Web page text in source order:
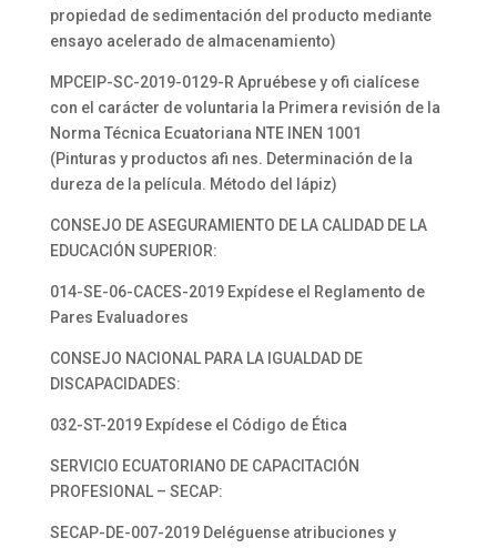
propiedad de sedimentación del producto mediante
ensayo acelerado de almacenamiento)
MPCEIP-SC-2019-0129-R Apruébese y ofi cialícese
con el carácter de voluntaria la Primera revisión de la
Norma Técnica Ecuatoriana NTE INEN 1001
(Pinturas y productos afi nes. Determinación de la
dureza de la película. Método del lápiz)
CONSEJO DE ASEGURAMIENTO DE LA CALIDAD DE LA
EDUCACIÓN SUPERIOR:
014-SE-06-CACES-2019 Expídese el Reglamento de
Pares Evaluadores
CONSEJO NACIONAL PARA LA IGUALDAD DE
DISCAPACIDADES:
032-ST-2019 Expídese el Código de Ética
SERVICIO ECUATORIANO DE CAPACITACIÓN
PROFESIONAL – SECAP:
SECAP-DE-007-2019 Deléguense atribuciones y